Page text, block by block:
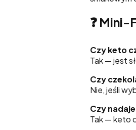
❓ Mini-
Czy keto
Tak — jest
Czy
Nie, jeśli
Czy
Tak — keto